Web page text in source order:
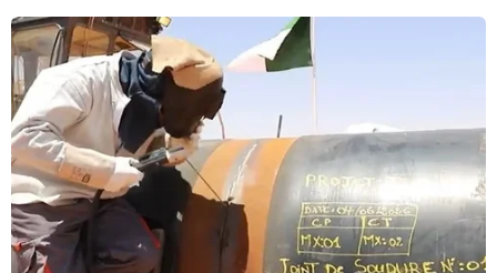
Trung Quốc: Sập công trình xây
dựng tàu điện ngầm tại Hàng Châu
29/08/2019 08:03
Vụ sập công trình xây dựng tàu điện ngầm tại Hàng
Châu xảy ra sau một vụ nổ ga, khiến đường ống nước
rò rỉ, khiến nền đất xung quanh công trình bị thấm nước
dẫn đến đổ sập.